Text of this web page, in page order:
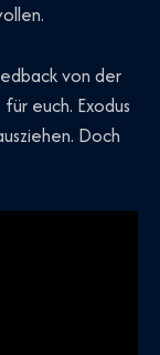
von der
euch. Exodus
Doch